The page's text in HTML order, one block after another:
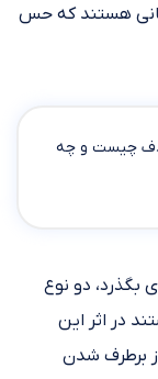
محرومیت مشابه دارند. این ‎افراد در واقع کسانی‎ هستند که حس
چیست و چه
بگذرد، دو نوع
در اثر این
برطرف شدن